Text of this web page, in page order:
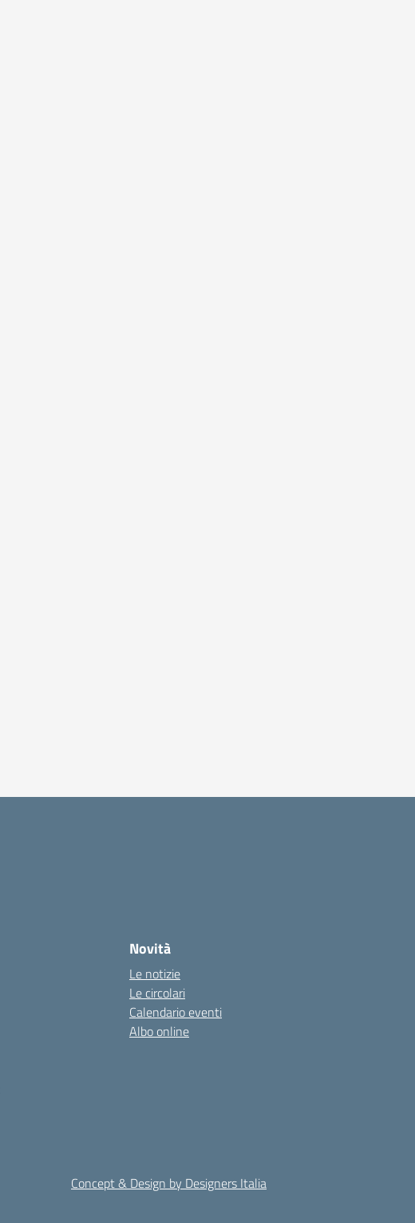
Novità
Le notizie
Le circolari
Calendario eventi
Albo online
Concept & Design by Designers Italia